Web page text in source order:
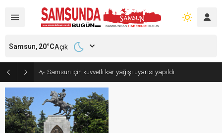
Samsun için kuvvetli kar yağışı uyarısı yapıldı
Samsun, 20°CAçık